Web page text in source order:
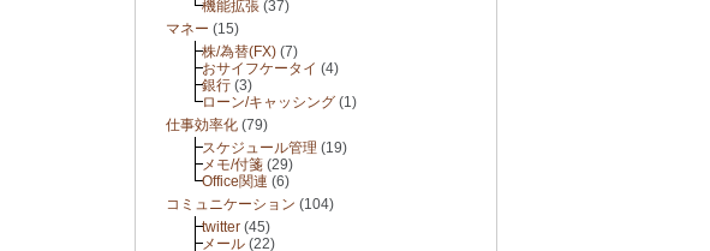
機能拡張 (37)
マネー (15)
株/為替(FX) (7)
おサイフケータイ (4)
銀行 (3)
ローン/キャッシング (1)
仕事効率化 (79)
スケジュール管理 (19)
メモ/付箋 (29)
Office関連 (6)
コミュニケーション (104)
twitter (45)
メール (22)